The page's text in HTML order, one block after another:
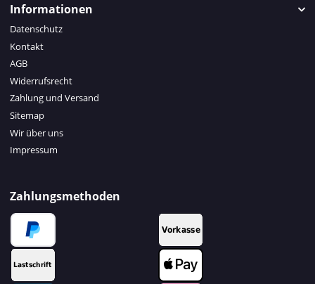
Informationen
Datenschutz
Kontakt
AGB
Widerrufsrecht
Zahlung und Versand
Sitemap
Wir über uns
Impressum
Zahlungsmethoden